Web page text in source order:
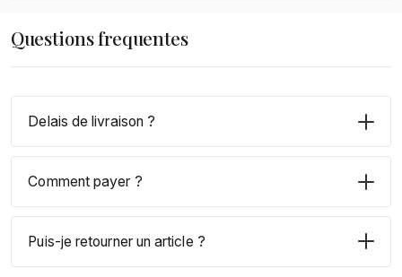
Questions frequentes
Delais de livraison ?
Comment payer ?
Puis-je retourner un article ?